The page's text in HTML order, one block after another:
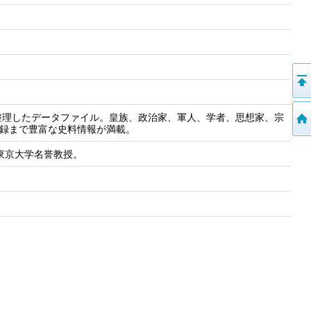
したデータファイル。皇族、政治家、軍人、学者、思想家、宗
まで豊富な史料情報が満載。
大学名誉教授。